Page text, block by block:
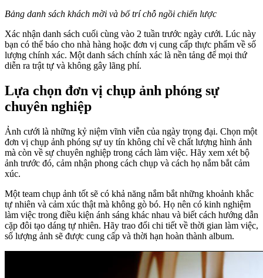
Bảng danh sách khách mời và bố trí chỗ ngồi chiến lược
Xác nhận danh sách cuối cùng vào 2 tuần trước ngày cưới. Lúc này
bạn có thể báo cho nhà hàng hoặc đơn vị cung cấp thực phẩm về số
lượng chính xác. Một danh sách chính xác là nền tảng để mọi thứ
diễn ra trật tự và không gây lãng phí.
Lựa chọn đơn vị chụp ảnh phóng sự
chuyên nghiệp
Ảnh cưới là những kỷ niệm vĩnh viễn của ngày trọng đại. Chọn một
đơn vị chụp ảnh phóng sự uy tín không chỉ về chất lượng hình ảnh
mà còn về sự chuyên nghiệp trong cách làm việc. Hãy xem xét bộ
ảnh trước đó, cảm nhận phong cách chụp và cách họ nắm bắt cảm
xúc.
Một team chụp ảnh tốt sẽ có khả năng nắm bắt những khoảnh khắc
tự nhiên và cảm xúc thật mà không gò bó. Họ nên có kinh nghiệm
làm việc trong điều kiện ánh sáng khác nhau và biết cách hướng dẫn
cặp đôi tạo dáng tự nhiên. Hãy trao đổi chi tiết về thời gian làm việc,
số lượng ảnh sẽ được cung cấp và thời hạn hoàn thành album.